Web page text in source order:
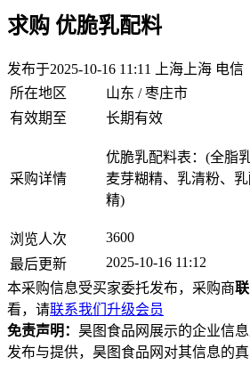
求购 优脆乳配料
发布于2025-10-16 11:11
上海上海 电信
所在地区
山东 / 枣庄市
有效期至
长期有效
采购详情
优脆乳配料表：(全脂
麦芽糊精、乳清粉、
精)
浏览人次
3600
最后更新
2025-10-16 11:12
本采购信息受买家委托发布，采购商
看，请联系我们升级会员
免责声明： 昊图食品网展示的企业信
发布与提供，昊图食品网对其信息的